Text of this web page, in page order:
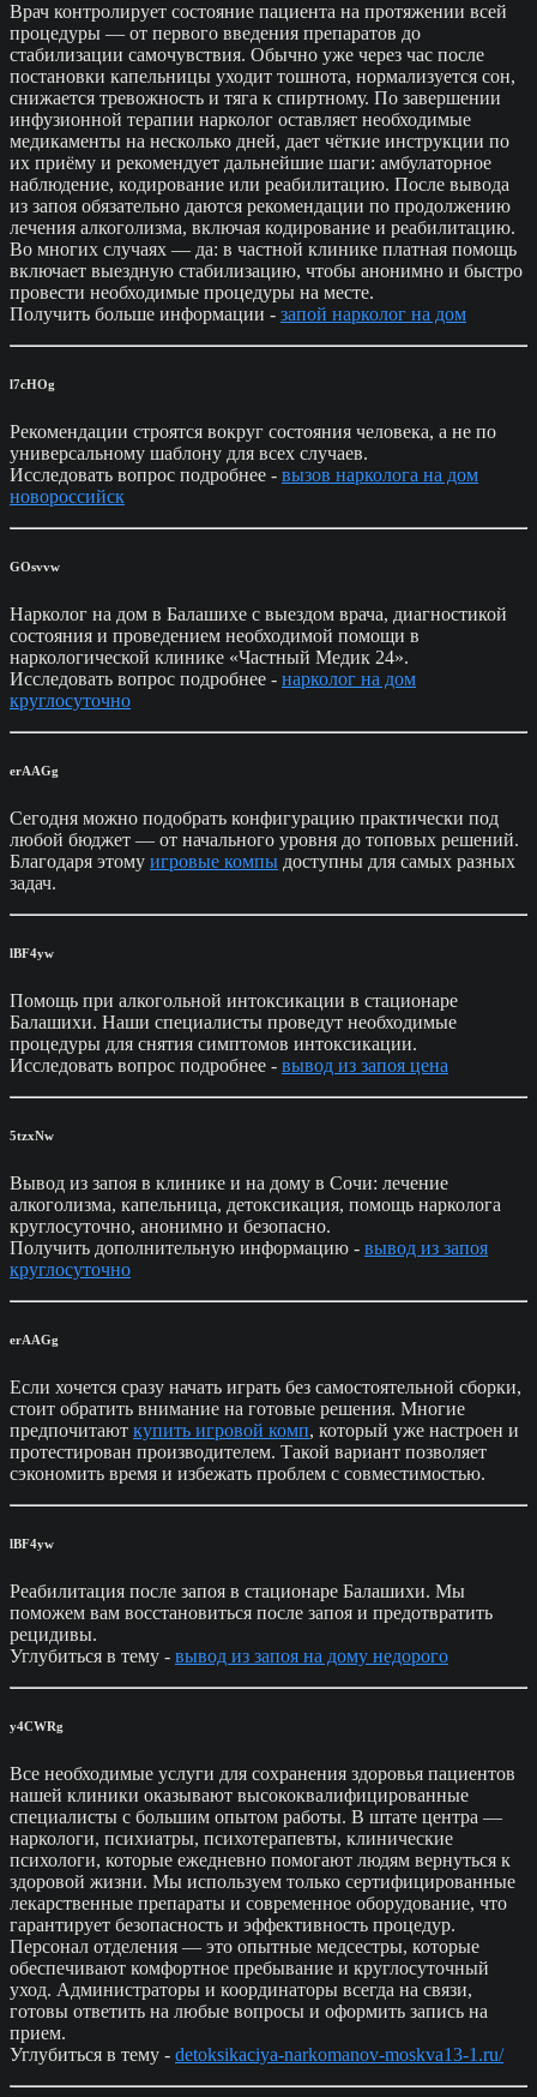
Врач контролирует состояние пациента на протяжении всей
процедуры — от первого введения препаратов до
стабилизации самочувствия. Обычно уже через час после
постановки капельницы уходит тошнота, нормализуется сон,
снижается тревожность и тяга к спиртному. По завершении
инфузионной терапии нарколог оставляет необходимые
медикаменты на несколько дней, дает чёткие инструкции по
их приёму и рекомендует дальнейшие шаги: амбулаторное
наблюдение, кодирование или реабилитацию. После вывода
из запоя обязательно даются рекомендации по продолжению
лечения алкоголизма, включая кодирование и реабилитацию.
Во многих случаях — да: в частной клинике платная помощь
включает выездную стабилизацию, чтобы анонимно и быстро
провести необходимые процедуры на месте.
Получить больше информации - запой нарколог на дом
l7cHOg
Рекомендации строятся вокруг состояния человека, а не по
универсальному шаблону для всех случаев.
Исследовать вопрос подробнее - вызов нарколога на дом
новороссийск
GOsvvw
Нарколог на дом в Балашихе с выездом врача, диагностикой
состояния и проведением необходимой помощи в
наркологической клинике «Частный Медик 24».
Исследовать вопрос подробнее - нарколог на дом
круглосуточно
erAAGg
Сегодня можно подобрать конфигурацию практически под
любой бюджет — от начального уровня до топовых решений.
Благодаря этому игровые компы доступны для самых разных
задач.
lBF4yw
Помощь при алкогольной интоксикации в стационаре
Балашихи. Наши специалисты проведут необходимые
процедуры для снятия симптомов интоксикации.
Исследовать вопрос подробнее - вывод из запоя цена
5tzxNw
Вывод из запоя в клинике и на дому в Сочи: лечение
алкоголизма, капельница, детоксикация, помощь нарколога
круглосуточно, анонимно и безопасно.
Получить дополнительную информацию - вывод из запоя
круглосуточно
erAAGg
Если хочется сразу начать играть без самостоятельной сборки,
стоит обратить внимание на готовые решения. Многие
предпочитают купить игровой комп, который уже настроен и
протестирован производителем. Такой вариант позволяет
сэкономить время и избежать проблем с совместимостью.
lBF4yw
Реабилитация после запоя в стационаре Балашихи. Мы
поможем вам восстановиться после запоя и предотвратить
рецидивы.
Углубиться в тему - вывод из запоя на дому недорого
y4CWRg
Все необходимые услуги для сохранения здоровья пациентов
нашей клиники оказывают высококвалифицированные
специалисты с большим опытом работы. В штате центра —
наркологи, психиатры, психотерапевты, клинические
психологи, которые ежедневно помогают людям вернуться к
здоровой жизни. Мы используем только сертифицированные
лекарственные препараты и современное оборудование, что
гарантирует безопасность и эффективность процедур.
Персонал отделения — это опытные медсестры, которые
обеспечивают комфортное пребывание и круглосуточный
уход. Администраторы и координаторы всегда на связи,
готовы ответить на любые вопросы и оформить запись на
прием.
Углубиться в тему - detoksikaciya-narkomanov-moskva13-1.ru/